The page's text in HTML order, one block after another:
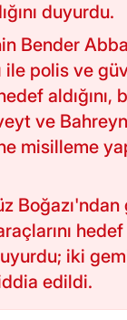
duyurdu.
Bender
ile polis ve
aldığını,
ve
misilleme
Boğazı'ndan
hedef
iki
edildi.